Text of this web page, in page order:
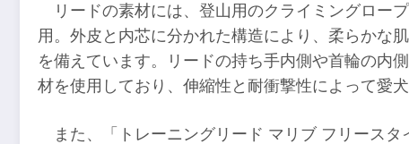
リードの素材には、登山用のクライミングロー
用。外皮と内芯に分かれた構造により、柔らかな
を備えています。リードの持ち手内側や首輪の内
材を使用しており、伸縮性と耐衝撃性によって愛
また、「トレーニングリード マリブ フリース